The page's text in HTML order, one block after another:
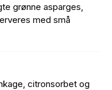
grønne asparges,
med små
citronsorbet og